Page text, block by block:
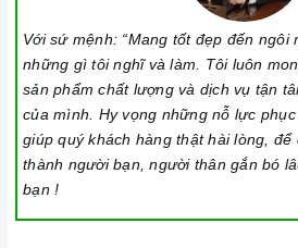
sẽ tiếp tục chạy khi sử dụng tính
hoặc tắt tính năng này, nhấn giữ
giây cho đến khi có tín hiệu thông
Lưu ý vệ sinh và bảo quản bếp
Luôn dùng khăn mềm và khô để vệ
thật nhẹ để tránh làm trầy xước mặt
Với sứ mệnh: “Mang tốt đẹp đến ngôi
những gì tôi nghĩ và làm. Tôi luôn
sản phẩm chất lượng và dịch vụ tận
của mình. Hy vọng những nỗ lực
giúp quý khách hàng thật hài lòng,
thành người bạn, người thân gắn bó
bạn !